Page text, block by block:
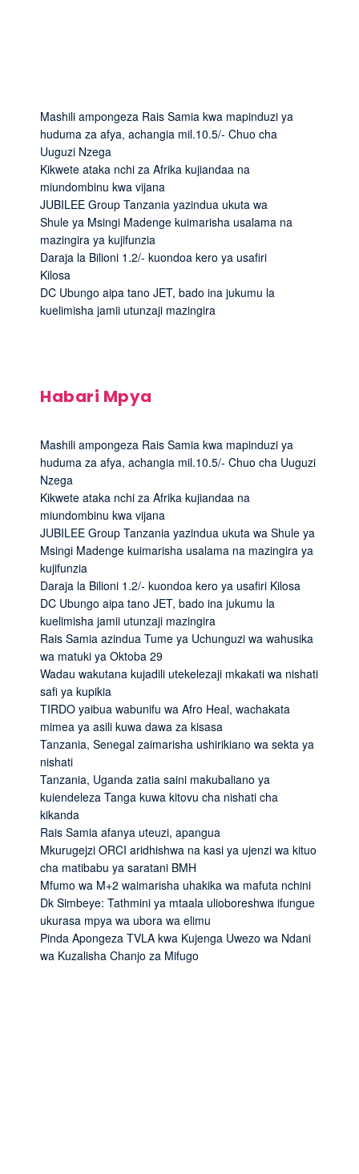
Mashili ampongeza Rais Samia kwa mapinduzi ya
huduma za afya, achangia mil.10.5/- Chuo cha
Uuguzi Nzega
Kikwete ataka nchi za Afrika kujiandaa na
miundombinu kwa vijana
JUBILEE Group Tanzania yazindua ukuta wa
Shule ya Msingi Madenge kuimarisha usalama na
mazingira ya kujifunzia
Daraja la Bilioni 1.2/- kuondoa kero ya usafiri
Kilosa
DC Ubungo aipa tano JET, bado ina jukumu la
kuelimisha jamii utunzaji mazingira
Habari Mpya
Mashili ampongeza Rais Samia kwa mapinduzi ya
huduma za afya, achangia mil.10.5/- Chuo cha Uuguzi
Nzega
Kikwete ataka nchi za Afrika kujiandaa na
miundombinu kwa vijana
JUBILEE Group Tanzania yazindua ukuta wa Shule ya
Msingi Madenge kuimarisha usalama na mazingira ya
kujifunzia
Daraja la Bilioni 1.2/- kuondoa kero ya usafiri Kilosa
DC Ubungo aipa tano JET, bado ina jukumu la
kuelimisha jamii utunzaji mazingira
Rais Samia azindua Tume ya Uchunguzi wa wahusika
wa matuki ya Oktoba 29
Wadau wakutana kujadili utekelezaji mkakati wa nishati
safi ya kupikia
TIRDO yaibua wabunifu wa Afro Heal, wachakata
mimea ya asili kuwa dawa za kisasa
Tanzania, Senegal zaimarisha ushirikiano wa sekta ya
nishati
Tanzania, Uganda zatia saini makubaliano ya
kuiendeleza Tanga kuwa kitovu cha nishati cha
kikanda
Rais Samia afanya uteuzi, apangua
Mkurugejzi ORCI aridhishwa na kasi ya ujenzi wa kituo
cha matibabu ya saratani BMH
Mfumo wa M+2 waimarisha uhakika wa mafuta nchini
Dk Simbeye: Tathmini ya mtaala ulioboreshwa ifungue
ukurasa mpya wa ubora wa elimu
Pinda Apongeza TVLA kwa Kujenga Uwezo wa Ndani
wa Kuzalisha Chanjo za Mifugo